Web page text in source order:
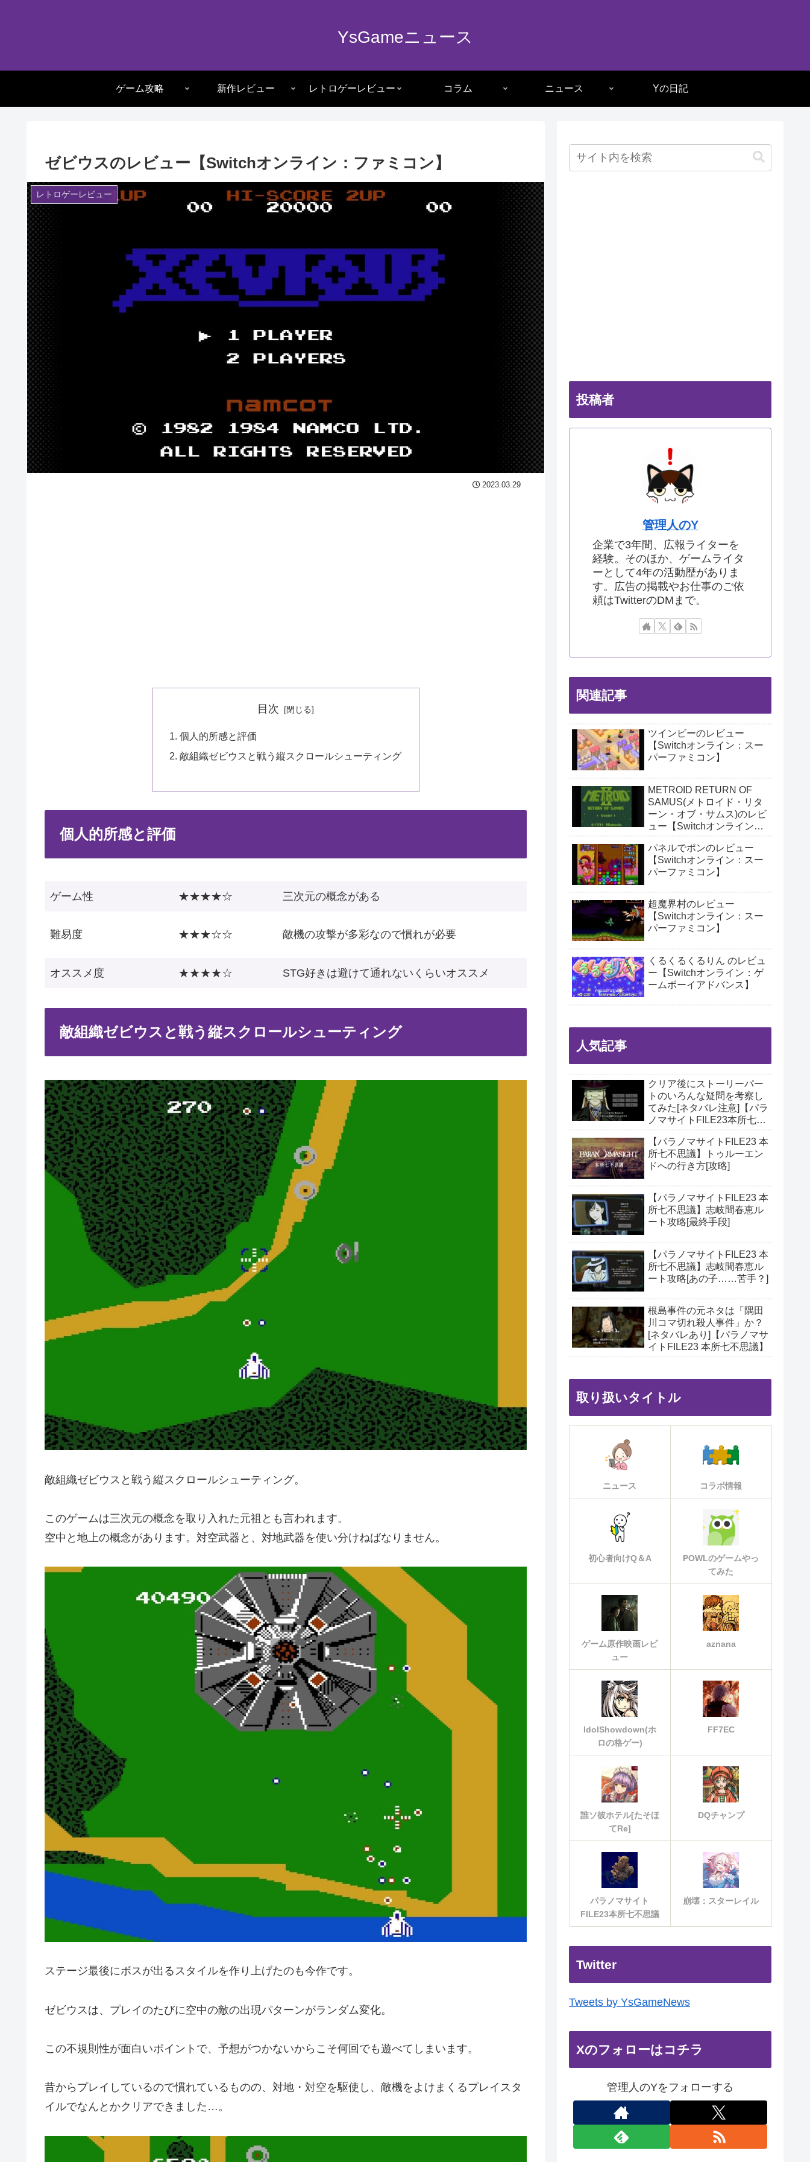
YsGameニュース
ゲーム攻略 新作レビュー レトロゲーレビュー コラム ニュース Yの日記
ゼビウスのレビュー【Switchオンライン：ファミコン】
レトロゲーレビュー
2023.03.29
目次
個人的所感と評価
敵組織ゼビウスと戦う縦スクロールシューティング
個人的所感と評価
ゲーム性 ★★★★☆ 三次元の概念がある
難易度 ★★★☆☆ 敵機の攻撃が多彩なので慣れが必要
オススメ度 ★★★★☆ STG好きは避けて通れないくらいオススメ
敵組織ゼビウスと戦う縦スクロールシューティング
敵組織ゼビウスと戦う縦スクロールシューティング。
このゲームは三次元の概念を取り入れた元祖とも言われます。
空中と地上の概念があります。対空武器と、対地武器を使い分けねばなりません。
ステージ最後にボスが出るスタイルを作り上げたのも今作です。
ゼビウスは、プレイのたびに空中の敵の出現パターンがランダム変化。
この不規則性が面白いポイントで、予想がつかないからこそ何回でも遊べてしまいます。
昔からプレイしているので慣れているものの、対地・対空を駆使し、敵機をよけまくるプレイスタ
イルでなんとかクリアできました…。
投稿者
管理人のY
企業で3年間、広報ライターを
経験。そのほか、ゲームライタ
ーとして4年の活動歴がありま
す。広告の掲載やお仕事のご依
頼はTwitterのDMまで。
関連記事
ツインビーのレビュー
【Switchオンライン：スー
パーファミコン】
METROID RETURN OF
SAMUS(メトロイド・リタ
ーン・オブ・サムス)のレビ
ュー【Switchオンライン：
パネルでポンのレビュー
【Switchオンライン：スー
パーファミコン】
超魔界村のレビュー
【Switchオンライン：スー
パーファミコン】
くるくるくるりん のレビュ
ー【Switchオンライン：ゲ
ームボーイアドバンス】
人気記事
クリア後にストーリーパー
トのいろんな疑問を考察し
てみた[ネタバレ注意]【パラ
ノマサイトFILE23本所七不
【パラノマサイトFILE23 本
所七不思議】トゥルーエン
ドへの行き方[攻略]
【パラノマサイトFILE23 本
所七不思議】志岐間春恵ル
ート攻略[最終手段]
【パラノマサイトFILE23 本
所七不思議】志岐間春恵ル
ート攻略[あの子……苦手？]
根島事件の元ネタは「隅田
川コマ切れ殺人事件」か？
[ネタバレあり]【パラノマサ
イトFILE23 本所七不思議】
取り扱いタイトル
ニュース コラボ情報
初心者向けQ＆A
POWLのゲームやっ
てみた
ゲーム原作映画レビ
ュー
aznana
IdolShowdown(ホ
ロの格ゲー)
FF7EC
誰ソ彼ホテル[たそほ
てRe]
DQチャンプ
パラノマサイト
FILE23本所七不思議
崩壊：スターレイル
Twitter
Tweets by YsGameNews
Xのフォローはコチラ
管理人のYをフォローする